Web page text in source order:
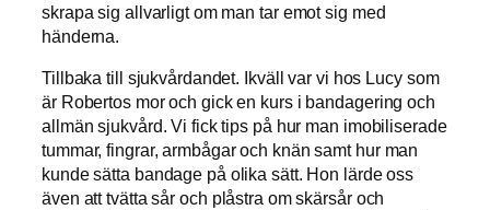
skrapa sig allvarligt om man tar emot sig med
händerna.
Tillbaka till sjukvårdandet. Ikväll var vi hos Lucy som
är Robertos mor och gick en kurs i bandagering och
allmän sjukvård. Vi fick tips på hur man imobiliserade
tummar, fingrar, armbågar och knän samt hur man
kunde sätta bandage på olika sätt. Hon lärde oss
även att tvätta sår och plåstra om skärsår och